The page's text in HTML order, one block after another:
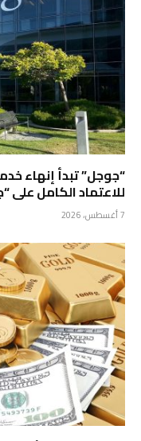
للاعتماد الكامل على
7 أغسطس، 2026